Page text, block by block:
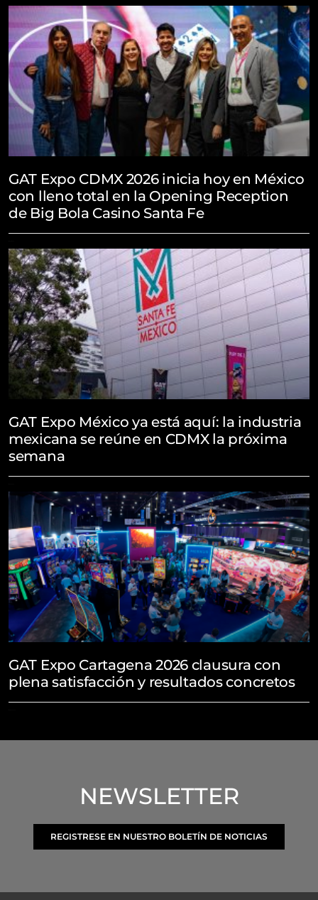
GAT Expo CDMX 2026 inicia hoy en México
con lleno total en la Opening Reception
de Big Bola Casino Santa Fe
GAT Expo México ya está aquí: la industria
mexicana se reúne en CDMX la próxima
semana
GAT Expo Cartagena 2026 clausura con
plena satisfacción y resultados concretos
NEWSLETTER
REGISTRESE EN NUESTRO BOLETÍN DE NOTICIAS